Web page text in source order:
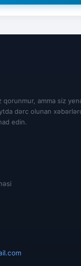
qorunmur, amma siz
dərc olunan
edin.